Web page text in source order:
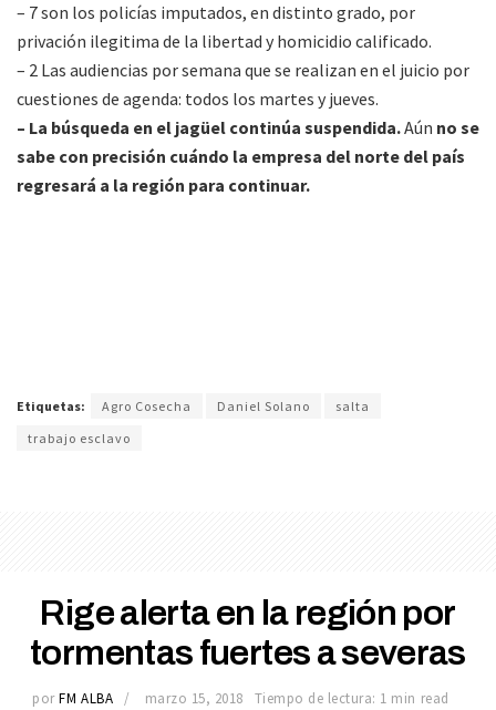
– 7 son los policías imputados, en distinto grado, por
privación ilegitima de la libertad y homicidio calificado.
– 2 Las audiencias por semana que se realizan en el juicio por
cuestiones de agenda: todos los martes y jueves.
– La búsqueda en el jagüel continúa suspendida.Aún no se
sabe con precisión cuándo la empresa del norte del país
regresará a la región para continuar.
Etiquetas: Agro Cosecha Daniel Solano
salta
trabajo esclavo
Rige alerta en la región por
tormentas fuertes a severas
por FM ALBA marzo 15, 2018 Tiempo de lectura: 1 min read